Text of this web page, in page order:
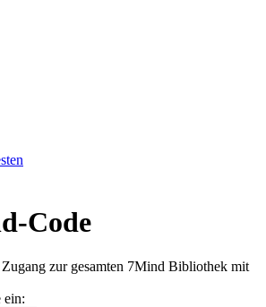
Code
zur gesamten 7Mind Bibliothek mit
ein: